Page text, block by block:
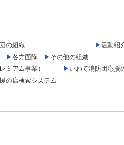
の組織
▶各方面隊 ▶ その他の組織
▶活動紹
ミアム事業）
の店検索システム
▶ いわて消防団応援